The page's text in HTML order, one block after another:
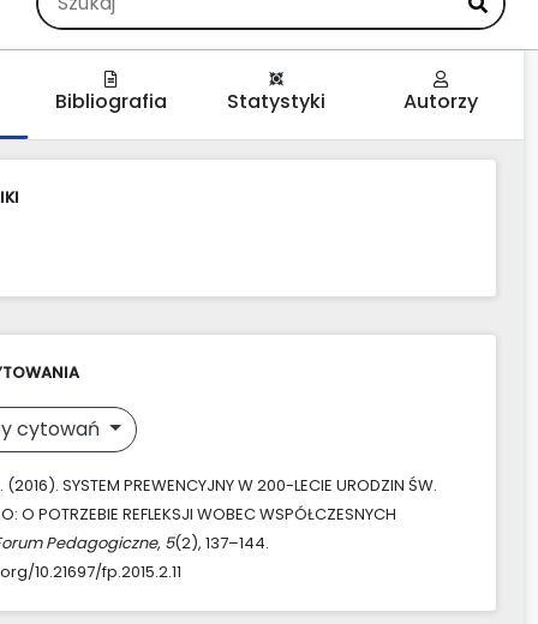
Bibliografia Statystyki Autorzy
cytowań
SYSTEM PREWENCYJNY W 200-LECIE URODZIN ŚW.
O POTRZEBIE REFLEKSJI WOBEC WSPÓŁCZESNYCH
Pedagogiczne, 5(2), 137–144.
10.21697/fp.2015.2.11